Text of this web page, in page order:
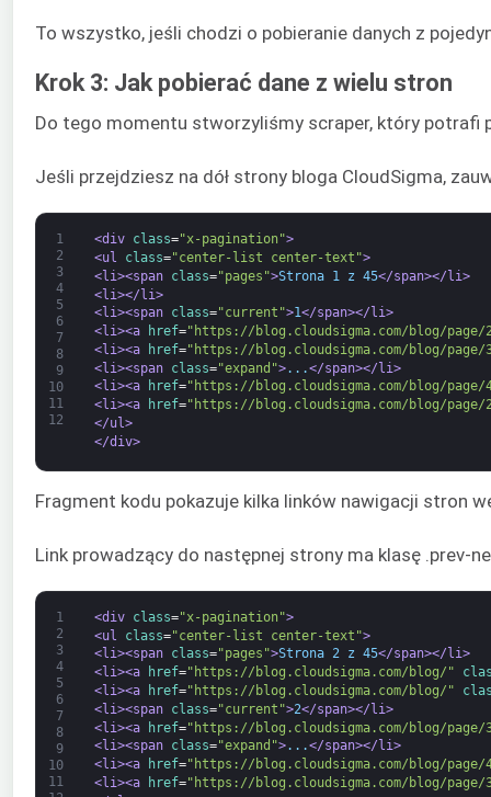
To wszystko, jeśli chodzi o pobieranie danych z
Krok 3: Jak pobierać dane z wielu stron
Do tego momentu stworzyliśmy scraper, który potrafi
Jeśli przejdziesz na dół strony bloga CloudSigma,
1
2
3
4
5
6
7
8
9
10
11
12
<div class="x-pagination">
<ul
class="center-list center-text">
<li><span class="pages">Strona 1 z 45</span></li>
<li></li>
<li><span class="current">1</span></li>
<li><a href="https://blog.cloudsigma.com/blog/page/
<li><a href="https://blog.cloudsigma.com/blog/page/
<li><span class="expand">...</span></li>
<li><a href="https://blog.cloudsigma.com/blog/page/
<li><a href="https://blog.cloudsigma.com/blog/page/
</ul>
</div>
Fragment kodu pokazuje kilka linków nawigacji stron
Link prowadzący do następnej strony ma klasę .prev-
1
2
3
4
5
6
7
8
9
10
11
<div class="x-pagination">
<ul
class="center-list center-text">
<li><span class="pages">Strona 2 z 45</span></li>
<li><a href="https://blog.cloudsigma.com/blog/"
<li><a href="https://blog.cloudsigma.com/blog/"
<li><span class="current">2</span></li>
<li><a href="https://blog.cloudsigma.com/blog/page/
<li><span class="expand">...</span></li>
<li><a href="https://blog.cloudsigma.com/blog/page/
<li><a href="https://blog.cloudsigma.com/blog/page/